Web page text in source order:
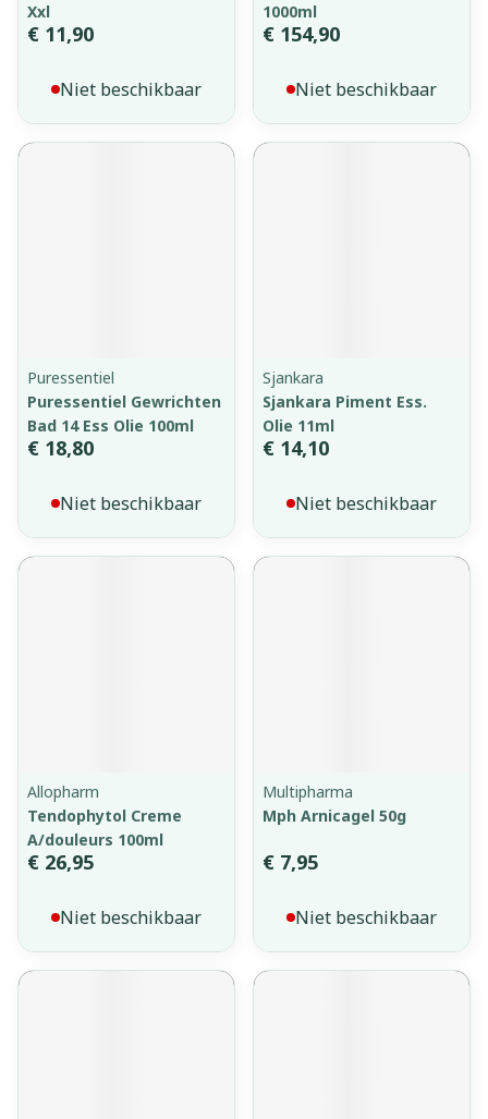
Xxl
€ 11,90
Niet beschikbaar
1000ml
€ 154,90
Niet beschikbaar
Puressentiel
Puressentiel Gewrichten
Bad 14 Ess Olie 100ml
€ 18,80
Niet beschikbaar
Sjankara
Sjankara Piment Ess.
Olie 11ml
€ 14,10
Niet beschikbaar
Allopharm
Tendophytol Creme
A/douleurs 100ml
€ 26,95
Niet beschikbaar
Multipharma
Mph Arnicagel 50g
€ 7,95
Niet beschikbaar